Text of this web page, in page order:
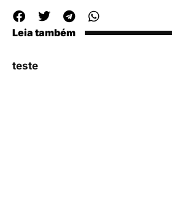
Leia também
teste